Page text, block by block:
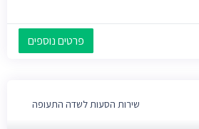
פרטים נוספים
שירות הסעות לשדה התעופה